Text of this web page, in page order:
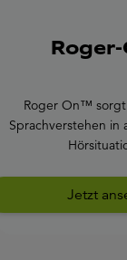
Roger On™
Sprachverstehen in
Jetzt